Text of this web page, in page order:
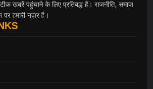
खबरें पहुंचाने के लिए प्रतिबद्ध हैं। राजनीति, समाज
हमारी नज़र है।